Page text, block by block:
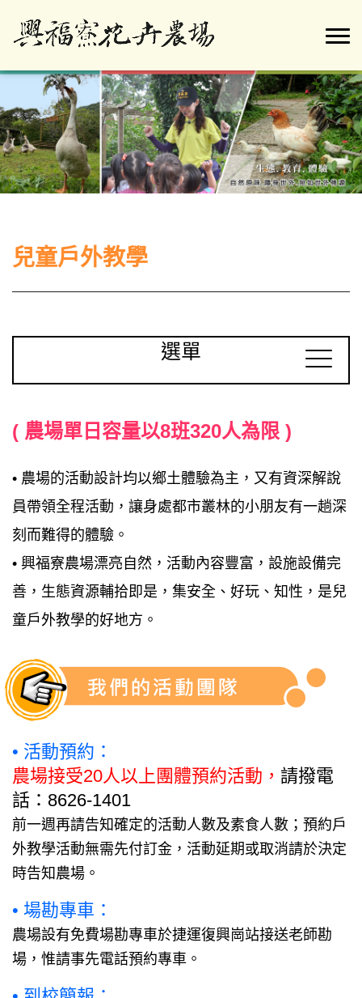
兒童戶外教學
選單
( 農場單日容量以8班320人為限 )
• 農場的活動設計均以鄉土體驗為主，又有資深解說
員帶領全程活動，讓身處都市叢林的小朋友有一趟深
刻而難得的體驗。
• 興福寮農場漂亮自然，活動內容豐富，設施設備完
善，生態資源輔拾即是，集安全、好玩、知性，是兒
童戶外教學的好地方。
• 活動預約：
農場接受20人以上團體預約活動， 請撥電
話：8626-1401
前一週再請告知確定的活動人數及素食人數；預約戶
外教學活動無需先付訂金，活動延期或取消請於決定
時告知農場。
• 場勘專車：
農場設有免費場勘專車於捷運復興崗站接送老師勘
場，惟請事先電話預約專車。